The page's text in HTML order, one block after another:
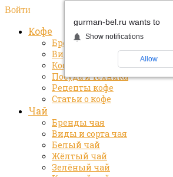
Войти
Кофе
Бренды кофе
Виды и сорта кофе
Кофе и здоровье
Посуда и техника
Рецепты кофе
Статьи о кофе
Чай
Бренды чая
Виды и сорта чая
Белый чай
Жёлтый чай
Зелёный чай
gurman-bel.ru wants to
Show notifications
Allow